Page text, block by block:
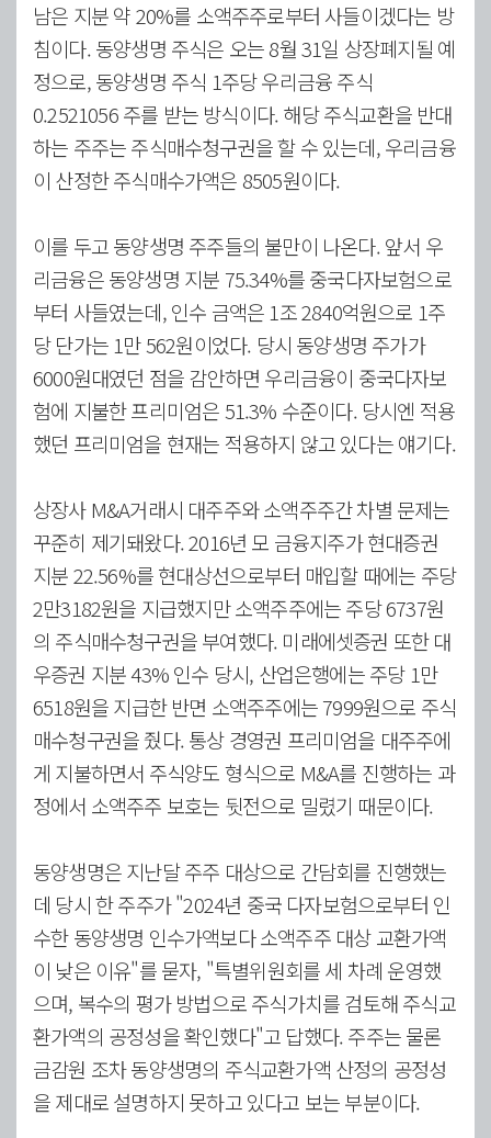
남은 지분 약 20%를 소액주주로부터 사들이겠다는 방
침이다. 동양생명 주식은 오는 8월 31일 상장폐지될 예
정으로, 동양생명 주식 1주당 우리금융 주식
0.2521056 주를 받는 방식이다. 해당 주식교환을 반대
하는 주주는 주식매수청구권을 할 수 있는데, 우리금융
이 산정한 주식매수가액은 8505원이다.
이를 두고 동양생명 주주들의 불만이 나온다. 앞서 우
리금융은 동양생명 지분 75.34%를 중국다자보험으로
부터 사들였는데, 인수 금액은 1조 2840억원으로 1주
당 단가는 1만 562원이었다. 당시 동양생명 주가가
6000원대였던 점을 감안하면 우리금융이 중국다자보
험에 지불한 프리미엄은 51.3% 수준이다. 당시엔 적용
했던 프리미엄을 현재는 적용하지 않고 있다는 얘기다.
상장사 M&A거래시 대주주와 소액주주간 차별 문제는
꾸준히 제기돼왔다. 2016년 모 금융지주가 현대증권
지분 22.56%를 현대상선으로부터 매입할 때에는 주당
2만3182원을 지급했지만 소액주주에는 주당 6737원
의 주식매수청구권을 부여했다. 미래에셋증권 또한 대
우증권 지분 43% 인수 당시, 산업은행에는 주당 1만
6518원을 지급한 반면 소액주주에는 7999원으로 주식
매수청구권을 줬다. 통상 경영권 프리미엄을 대주주에
게 지불하면서 주식양도 형식으로 M&A를 진행하는 과
정에서 소액주주 보호는 뒷전으로 밀렸기 때문이다.
동양생명은 지난달 주주 대상으로 간담회를 진행했는
데 당시 한 주주가 "2024년 중국 다자보험으로부터 인
수한 동양생명 인수가액보다 소액주주 대상 교환가액
이 낮은 이유"를 묻자, "특별위원회를 세 차례 운영했
으며, 복수의 평가 방법으로 주식가치를 검토해 주식교
환가액의 공정성을 확인했다"고 답했다. 주주는 물론
금감원 조차 동양생명의 주식교환가액 산정의 공정성
을 제대로 설명하지 못하고 있다고 보는 부분이다.